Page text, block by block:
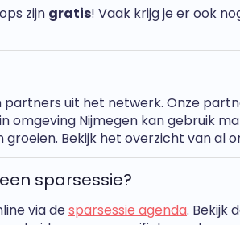
zijn gratis! Vaak krijg je er ook
uit het netwerk. Onze
omgeving Nijmegen kan gebruik
Bekijk het overzicht van al
sparsessie?
via desparsessie agenda. Bekijk